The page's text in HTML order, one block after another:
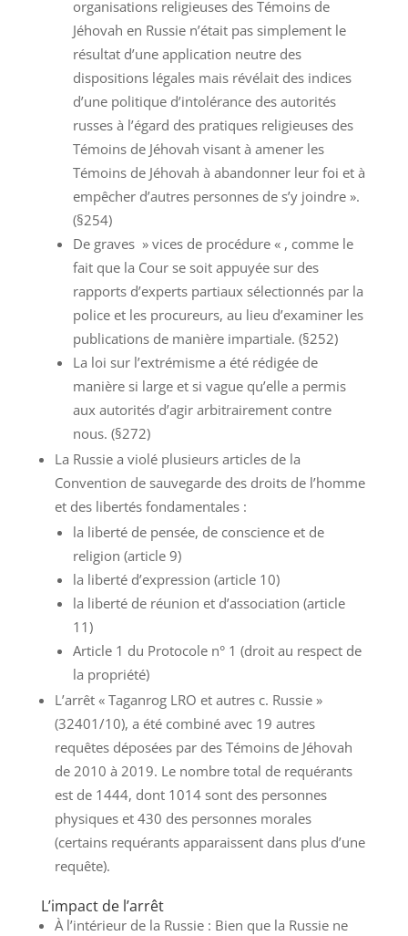
organisations religieuses des Témoins de
Jéhovah en Russie n’était pas simplement le
résultat d’une application neutre des
dispositions légales mais révélait des indices
d’une politique d’intolérance des autorités
russes à l’égard des pratiques religieuses des
Témoins de Jéhovah visant à amener les
Témoins de Jéhovah à abandonner leur foi et à
empêcher d’autres personnes de s’y joindre ».
(§254)
De graves » vices de procédure « , comme le
fait que la Cour se soit appuyée sur des
rapports d’experts partiaux sélectionnés par la
police et les procureurs, au lieu d’examiner les
publications de manière impartiale. (§252)
La loi sur l’extrémisme a été rédigée de
manière si large et si vague qu’elle a permis
aux autorités d’agir arbitrairement contre
nous. (§272)
La Russie a violé plusieurs articles de la
Convention de sauvegarde des droits de l’homme
et des libertés fondamentales :
la liberté de pensée, de conscience et de
religion (article 9)
la liberté d’expression (article 10)
la liberté de réunion et d’association (article
11)
Article 1 du Protocole n° 1 (droit au respect de
la propriété)
L’arrêt « Taganrog LRO et autres c. Russie »
(32401/10), a été combiné avec 19 autres
requêtes déposées par des Témoins de Jéhovah
de 2010 à 2019. Le nombre total de requérants
est de 1444, dont 1014 sont des personnes
physiques et 430 des personnes morales
(certains requérants apparaissent dans plus d’une
requête).
L’impact de l’arrêt
À l’intérieur de la Russie : Bien que la Russie ne